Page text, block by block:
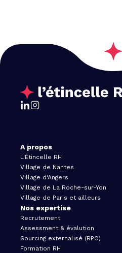
A propos
L'Étincelle RH
Village de Nantes
Village d'Angers
Village de La Roche-sur-Yon
Village de Paris et ailleurs
Nos expertise
Recrutement
Assessment & évalution
Sourcing externalisé (RPO)
Formation RH